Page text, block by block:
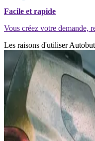
Facile et rapide
Vous créez votre demande,
Les raisons d'utiliser